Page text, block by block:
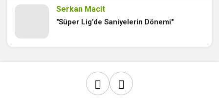
Aslan’dan Güç Gösterisi
Serkan Macit
"Süper Lig’de Saniyelerin Dönemi"
"Makine ve İnsan?"